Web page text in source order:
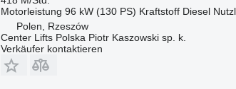
Motorleistung 96 kW (130 PS) Kraftstoff Diesel
Polen, Rzeszów
Center Lifts Polska Piotr Kaszowski sp. k.
Verkäufer kontaktieren